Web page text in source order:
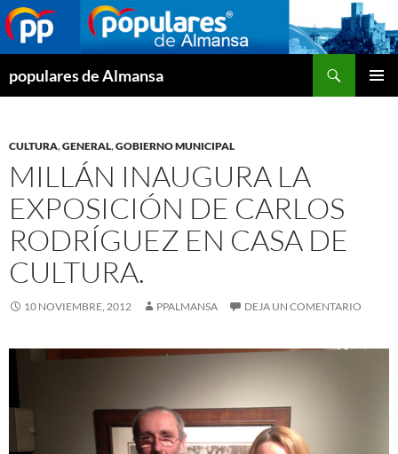
populares de Almansa
CULTURA,GENERAL,GOBIERNO MUNICIPAL
MILLÁN INAUGURA LA
EXPOSICIÓN DE CARLOS
RODRÍGUEZ EN CASA DE
CULTURA.
10 NOVIEMBRE, 2012 PPALMANSA DEJA UN COMENTARIO